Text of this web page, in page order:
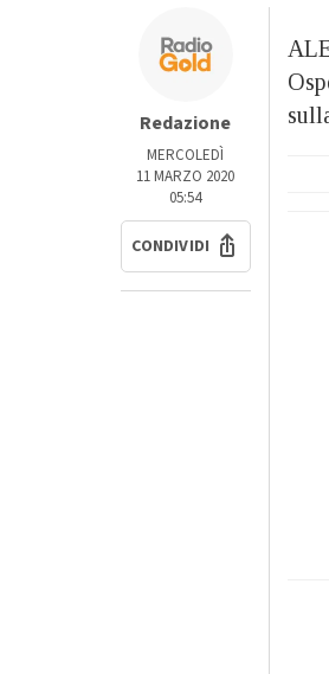
Redazione
MERCOLEDÌ
11 MARZO 2020
05:54
CONDIVIDI